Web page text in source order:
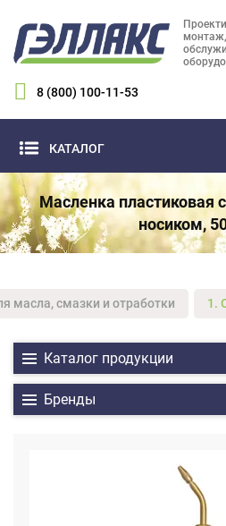
монтаж,
8 (800) 100-11-53
КАТАЛОГ
Масленка
носиком,
масла, смазки и отработки 1.
Каталог продукции
Бренды